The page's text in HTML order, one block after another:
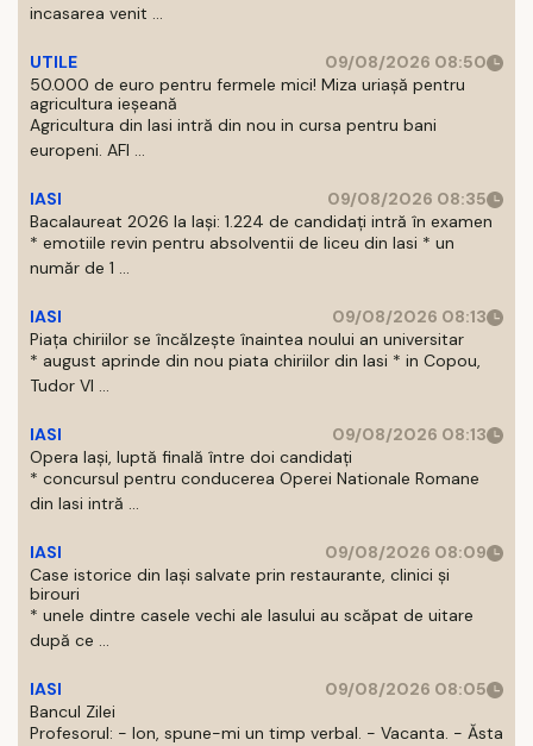
incasarea venit ...
UTILE
09/08/2026 08:50
50.000 de euro pentru fermele mici! Miza uriașă pentru
agricultura ieșeană
Agricultura din Iasi intră din nou in cursa pentru bani
europeni. AFI ...
IASI
09/08/2026 08:35
Bacalaureat 2026 la Iași: 1.224 de candidați intră în examen
* emotiile revin pentru absolventii de liceu din Iasi * un
număr de 1 ...
IASI
09/08/2026 08:13
Piața chiriilor se încălzește înaintea noului an universitar
* august aprinde din nou piata chiriilor din Iasi * in Copou,
Tudor Vl ...
IASI
09/08/2026 08:13
Opera Iași, luptă finală între doi candidați
* concursul pentru conducerea Operei Nationale Romane
din Iasi intră ...
IASI
09/08/2026 08:09
Case istorice din Iași salvate prin restaurante, clinici și
birouri
* unele dintre casele vechi ale Iasului au scăpat de uitare
după ce ...
IASI
09/08/2026 08:05
Bancul Zilei
Profesorul: - Ion, spune-mi un timp verbal. - Vacanta. - Ăsta